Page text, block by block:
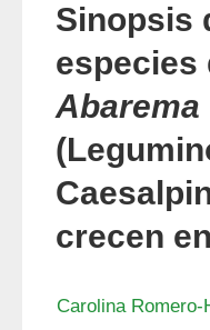
Sinopsis
especies
Abarema
crecen
Carolina Romero-